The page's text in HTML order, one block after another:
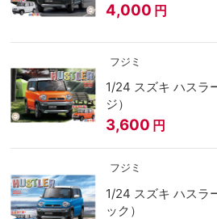
4,000 円
フジミ
1/24 スズキ ハスラ
ジ）
3,600 円
フジミ
1/24 スズキ ハスラ
ック）